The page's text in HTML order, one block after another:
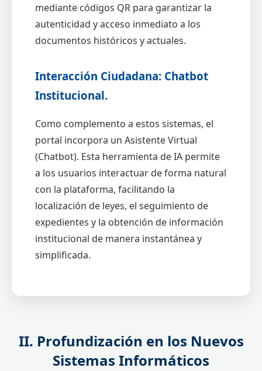
mediante códigos QR para garantizar la
autenticidad y acceso inmediato a los
documentos históricos y actuales.
Interacción Ciudadana: Chatbot
Institucional.
Como complemento a estos sistemas, el
portal incorpora un Asistente Virtual
(Chatbot). Esta herramienta de IA permite
a los usuarios interactuar de forma natural
con la plataforma, facilitando la
localización de leyes, el seguimiento de
expedientes y la obtención de información
institucional de manera instantánea y
simplificada.
II. Profundización en los Nuevos
Sistemas Informáticos